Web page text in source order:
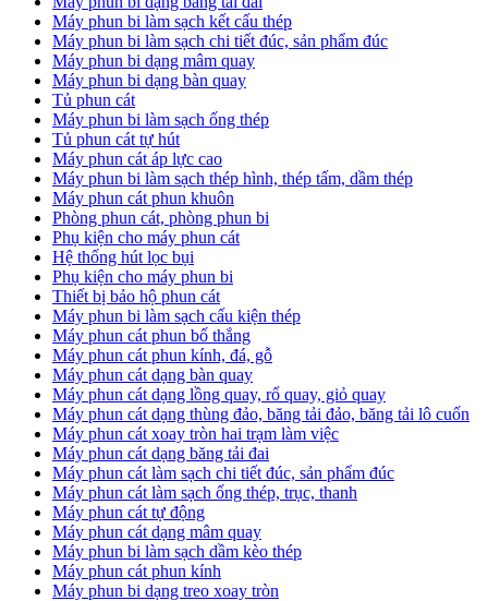
Máy phun bi làm sạch kết cấu thép
Máy phun bi làm sạch chi tiết đúc, sản phẩm đúc
Máy phun bi dạng mâm quay
Máy phun bi dạng bàn quay
Tủ phun cát
Máy phun bi làm sạch ống thép
Tủ phun cát tự hút
Máy phun cát áp lực cao
Máy phun bi làm sạch thép hình, thép tấm, dầm thép
Máy phun cát phun khuôn
Phòng phun cát, phòng phun bi
Phụ kiện cho máy phun cát
Hệ thống hút lọc bụi
Phụ kiện cho máy phun bi
Thiết bị bảo hộ phun cát
Máy phun bi làm sạch cấu kiện thép
Máy phun cát phun bố thắng
Máy phun cát phun kính, đá, gỗ
Máy phun cát dạng bàn quay
Máy phun cát dạng lồng quay, rổ quay, giỏ quay
Máy phun cát dạng thùng đảo, băng tải đảo, băng tải lô cuốn
Máy phun cát xoay tròn hai trạm làm việc
Máy phun cát dạng băng tải đai
​Máy phun cát làm sạch chi tiết đúc, sản phẩm đúc
Máy phun cát làm sạch ống thép, trục, thanh
Máy phun cát tự động
​Máy phun cát dạng mâm quay
Máy phun bi làm sạch dầm kèo thép
Máy phun cát phun kính
Máy phun bi dạng treo xoay tròn